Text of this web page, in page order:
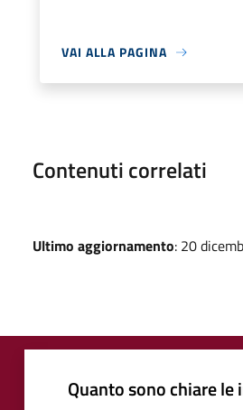
VAI ALLA PAGINA
Contenuti correlati
Ultimo aggiornamento: 20
Quanto sono chiare